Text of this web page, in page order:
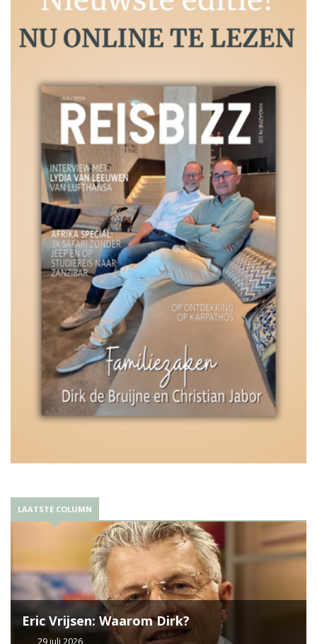
LAATSTE COLUMN
Eric Vrijsen: Waarom Dirk?